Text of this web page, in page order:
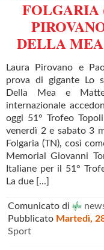
FOLGARIA
DELLA
Laura Pirovano e
prova di gigante Lo
Della Mea e
internazionale
oggi 51° Trofeo
venerdì 2 e sabato 3
Folgaria (TN), così
Memorial Giovanni
Italiane per il 51°
La due [...]
Comunicato di
Pubblicato Martedì,
Sport